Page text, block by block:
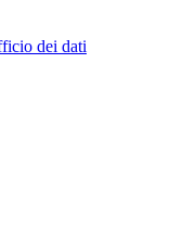
dei dati